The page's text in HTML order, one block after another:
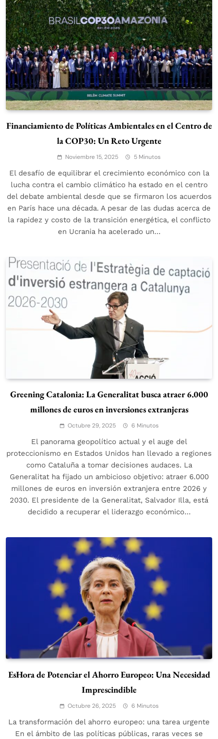
Financiamiento de Políticas Ambientales en el Centro de
la COP30: Un Reto Urgente
Noviembre 15, 2025 5 Minutos
El desafío de equilibrar el crecimiento económico con la
lucha contra el cambio climático ha estado en el centro
del debate ambiental desde que se firmaron los acuerdos
en París hace una década. A pesar de las dudas acerca de
la rapidez y costo de la transición energética, el conflicto
en Ucrania ha acelerado un…
Greening Catalonia: La Generalitat busca atraer 6.000
millones de euros en inversiones extranjeras
Octubre 29, 2025 6 Minutos
El panorama geopolítico actual y el auge del
proteccionismo en Estados Unidos han llevado a regiones
como Cataluña a tomar decisiones audaces. La
Generalitat ha fijado un ambicioso objetivo: atraer 6.000
millones de euros en inversión extranjera entre 2026 y
2030. El presidente de la Generalitat, Salvador Illa, está
decidido a recuperar el liderazgo económico…
EsHora de Potenciar el Ahorro Europeo: Una Necesidad
Imprescindible
Octubre 26, 2025 6 Minutos
La transformación del ahorro europeo: una tarea urgente
En el ámbito de las políticas públicas, raras veces se